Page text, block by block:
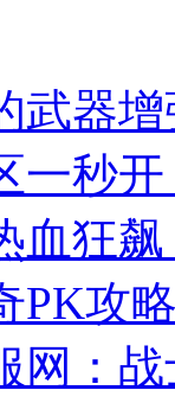
武器
一秒开
血狂
PK攻
网：